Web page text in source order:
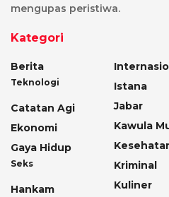
mengupas peristiwa.
Kategori
Berita
Teknologi
Catatan Agi
Ekonomi
Gaya Hidup
Seks
Hankam
Istana
Jabar
Kawula
Kriminal
Kuliner